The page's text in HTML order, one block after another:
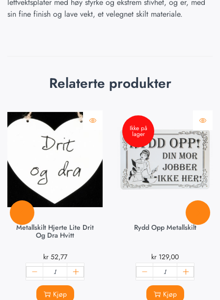
sin fine finish og lave vekt, et velegnet skilt materiale.
Relaterte produkter
Metallskilt Hjerte Lite Drit
Og Dra Hvitt
kr52,77
Kjøp
Ikke på
lager
Rydd Opp Metallskilt
kr 129,00
Kjøp